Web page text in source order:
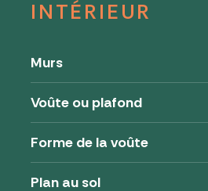
INTÉRIEUR
Murs
Voûte ou plafond
Forme de la voûte
Plan au sol